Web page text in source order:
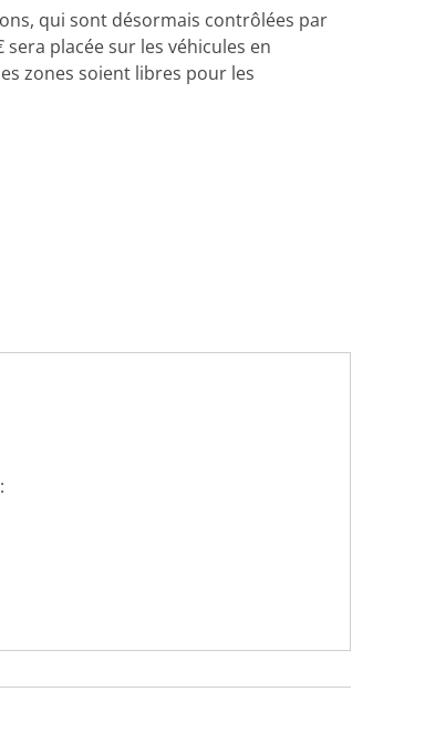
qui sont désormais contrôlées par
placée sur les véhicules en
zones soient libres pour les